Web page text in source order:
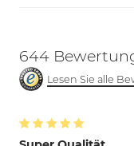
644
Lesen Sie alle